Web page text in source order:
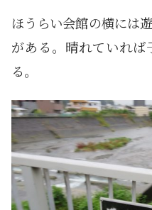
ほうらい会館の横には
がある。晴れていれば
る。